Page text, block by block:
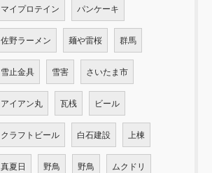
マイプロテイン パンケーキ
佐野ラーメン 麺や雷桜 群馬
雪止金具 雪害 さいたま市
アイアン丸 瓦桟 ビール
クラフトビール 白石建設 上棟
真夏日 野鳥 野鳥 ムクドリ